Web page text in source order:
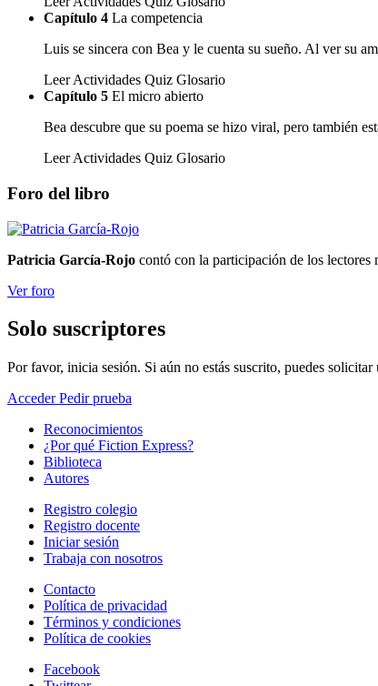
Capítulo 4 La competencia
Luis se sincera con Bea y le cuenta su sueño. Al ver su
Leer Actividades Quiz Glosario
Capítulo 5 El micro abierto
Bea descubre que su poema se hizo viral, pero también
Leer Actividades Quiz Glosario
Foro del libro
Patricia García-Rojo contó con la participación de los
Ver foro
Solo suscriptores
Por favor, inicia sesión. Si aún no estás suscrito, puedes
AccederPedir prueba
Reconocimientos
¿Por qué Fiction Express?
Biblioteca
Autores
Registro colegio
Registro docente
Iniciar sesión
Trabaja con nosotros
Contacto
Política de privacidad
Términos y condiciones
Política de cookies
Facebook